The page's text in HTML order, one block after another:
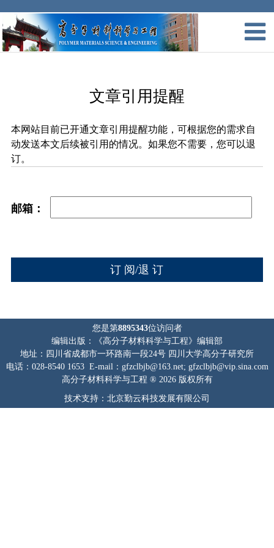
文章引用提醒
本网站目前已开通文章引用提醒功能，可根据您的需求自
动发送本文后续被引用的情况。如果您不需要，您可以退
订。
邮箱：
您是第8895343位访问者
编辑出版：《高分子材料科学与工程》编辑部
地址：四川省成都市一环路南一段24号 四川大学高分子研究所
电话：028-8540 1653 E-mail：gfzclbjb@163.net; gfzclbjb@vip.sina.com
高分子材料科学与工程 ® 2026 版权所有
技术支持：北京勤云科技发展有限公司